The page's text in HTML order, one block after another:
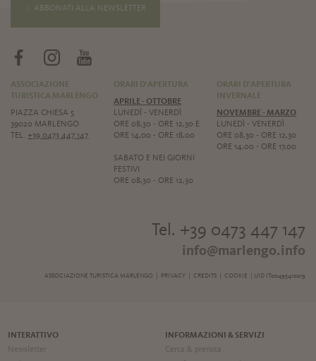
ABBONATI ALLA NEWSLETTER
ASSOCIAZIONE
TURISTICA MARLENGO
PIAZZA CHIESA 5
39020 MARLENGO
TEL.+39 0473 447 147
ORARI D'APERTURA
APRILE - OTTOBRE
LUNEDÌ - VENERDÌ
ORE 08,30 - ORE 12,30 E
ORE 14,00 - ORE 18,00
SABATO E NEI GIORNI
FESTIVI
ORE 08,30 - ORE 12,30
ORARI D'APERTURA
INVERNALE
NOVEMBRE - MARZO
LUNEDÌ - VENERDÌ
ORE 08,30 - ORE 12,30
ORE 14,00 - ORE 17,00
Tel. +39 0473 447 147
info@marlengo.info
ASSOCIAZIONE TURISTICA MARLENGO | PRIVACY| CREDITS| COOKIE | UID IT00495410219
INTERATTIVO
Newsletter
INFORMAZIONI & SERVIZI
Cerca & prenota